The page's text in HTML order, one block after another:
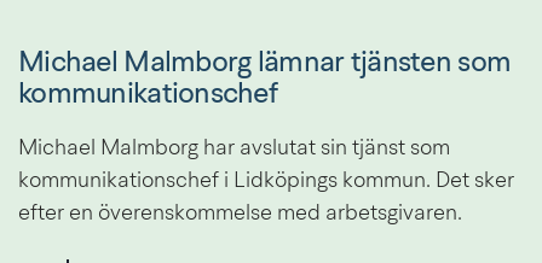
Michael Malmborg lämnar tjänsten som
kommunikationschef
Michael Malmborg har avslutat sin tjänst som
kommunikationschef i Lidköpings kommun. Det sker
efter en överenskommelse med arbetsgivaren.